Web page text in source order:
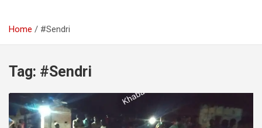
Home #Sendri
Tag: #Sendri